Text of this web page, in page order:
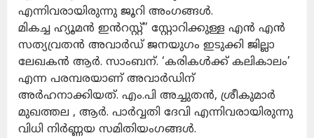
എന്നിവരായിരുന്നു ജൂറി അംഗങ്ങൾ.
മികച്ച ഹ്യൂമൻ ഇൻറസ്റ്റ്” സ്റ്റോറിക്കുള്ള എൻ എൻ
സത്യവ്രതൻ അവാർഡ് ജനയുഗം ഇടുക്കി ജില്ലാ
ലേഖകൻ ആർ. സാംബന്. ‘കരികൾക്ക് കലികാലം’
എന്ന പരമ്പരയാണ് അവാർഡിന്
അർഹനാക്കിയത്. എം.പി അച്ചുതൻ, ശ്രീകുമാർ
മുഖത്തല , ആർ. പാർവ്വതി ദേവി എന്നിവരായിരുന്നു
വിധി നിർണ്ണയ സമിതിയംഗങ്ങൾ.